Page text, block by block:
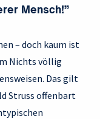
Mensch!”
– doch kaum ist
Nichts völlig
Das gilt
Struss offenbart